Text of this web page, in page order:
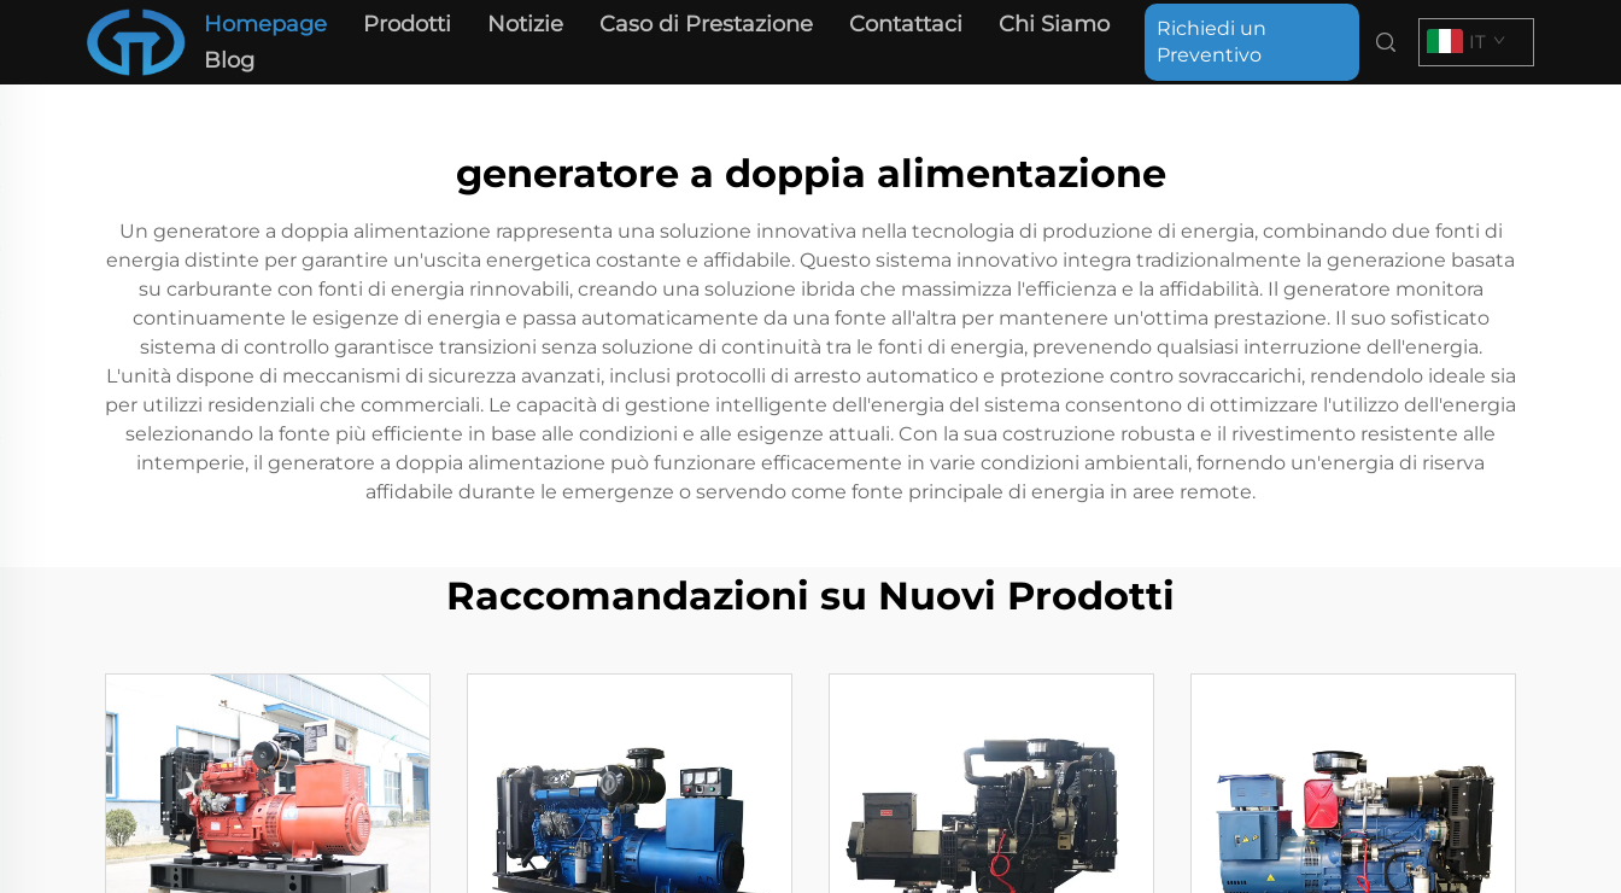
Homepage Prodotti Notizie Caso di Prestazione Contattaci
Chi Siamo
Blog
Richiedi un
Preventivo
IT
generatore a doppia alimentazione
Un generatore a doppia alimentazione rappresenta una soluzione innovativa nella tecnologia di produzione di energia, combinando due fonti di
energia distinte per garantire un'uscita energetica costante e affidabile. Questo sistema innovativo integra tradizionalmente la generazione basata
su carburante con fonti di energia rinnovabili, creando una soluzione ibrida che massimizza l'efficienza e la affidabilità. Il generatore monitora
continuamente le esigenze di energia e passa automaticamente da una fonte all'altra per mantenere un'ottima prestazione. Il suo sofisticato
sistema di controllo garantisce transizioni senza soluzione di continuità tra le fonti di energia, prevenendo qualsiasi interruzione dell'energia.
L'unità dispone di meccanismi di sicurezza avanzati, inclusi protocolli di arresto automatico e protezione contro sovraccarichi, rendendolo ideale sia
per utilizzi residenziali che commerciali. Le capacità di gestione intelligente dell'energia del sistema consentono di ottimizzare l'utilizzo dell'energia
selezionando la fonte più efficiente in base alle condizioni e alle esigenze attuali. Con la sua costruzione robusta e il rivestimento resistente alle
intemperie, il generatore a doppia alimentazione può funzionare efficacemente in varie condizioni ambientali, fornendo un'energia di riserva
affidabile durante le emergenze o servendo come fonte principale di energia in aree remote.
Raccomandazioni su Nuovi Prodotti